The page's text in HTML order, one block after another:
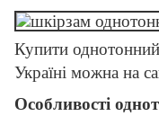
Купити
Україні можна на
Особливості